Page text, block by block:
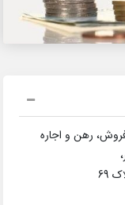
رهن و اجاره